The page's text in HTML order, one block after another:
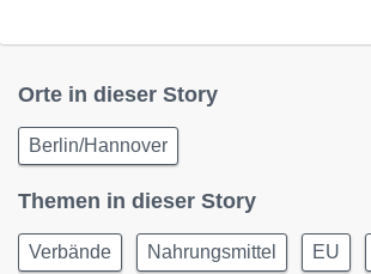
Orte in dieser Story
Berlin/Hannover
Themen in dieser Story
Verbände Nahrungsmittel EU